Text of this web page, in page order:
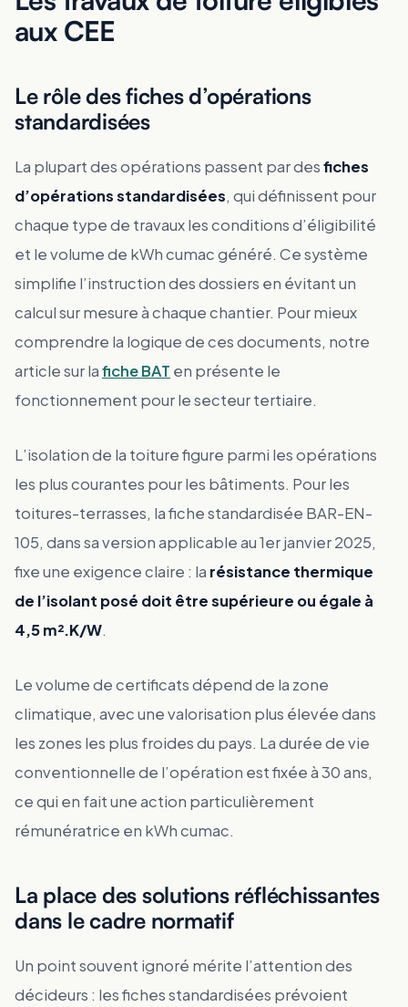
aux CEE
Le rôle des fiches d’opérations
standardisées
La plupart des opérations passent par desfiches
d’opérations standardisées, qui définissent pour
chaque type de travaux les conditions d’éligibilité
et le volume de kWh cumac généré. Ce système
simplifie l’instruction des dossiers en évitant un
calcul sur mesure à chaque chantier. Pour mieux
comprendre la logique de ces documents, notre
article sur lafiche BAT en présente le
fonctionnement pour le secteur tertiaire.
L’isolation de la toiture figure parmi les opérations
les plus courantes pour les bâtiments. Pour les
toitures-terrasses, la fiche standardisée BAR-EN-
105, dans sa version applicable au 1er janvier 2025,
fixe une exigence claire : la résistance thermique
de l’isolant posé doit être supérieure ou égale à
4,5 m².K/W.
Le volume de certificats dépend de la zone
climatique, avec une valorisation plus élevée dans
les zones les plus froides du pays. La durée de vie
conventionnelle de l’opération est fixée à 30 ans,
ce qui en fait une action particulièrement
rémunératrice en kWh cumac.
La place des solutions réfléchissantes
dans le cadre normatif
Un point souvent ignoré mérite l’attention des
décideurs : les fiches standardisées prévoient